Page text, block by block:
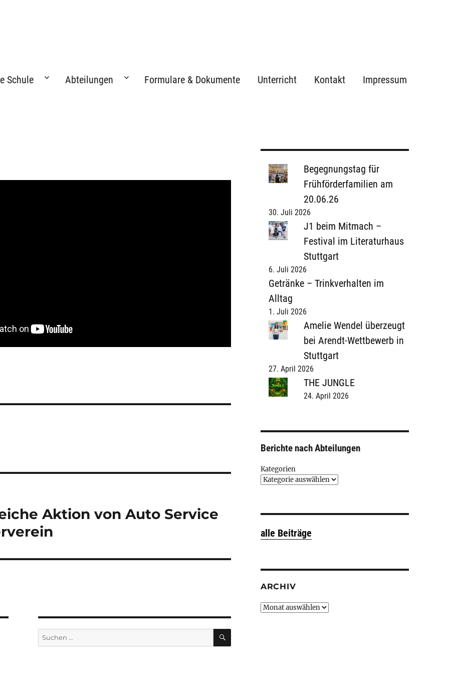
Schule Abteilungen Formulare & Dokumente Unterricht Kontakt Impressum
Aktion von Auto Service
Suchen
nach:
SUCHEN
Begegnungstag für
Frühförderfamilien am
20.06.26
30. Juli 2026
J1 beim Mitmach –
Festival im Literaturhaus
Stuttgart
6. Juli 2026
Getränke – Trinkverhalten im
Alltag
1. Juli 2026
Amelie Wendel überzeugt
bei Arendt-Wettbewerb in
Stuttgart
27. April 2026
THE JUNGLE
24. April 2026
Berichte nach Abteilungen
Kategorien
alle Beiträge
ARCHIV
Archiv